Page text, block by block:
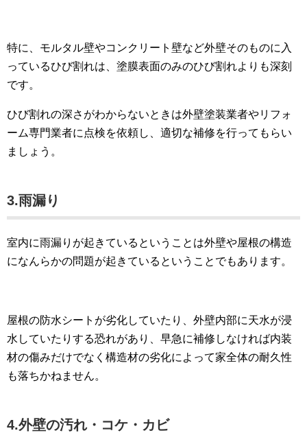
特に、モルタル壁やコンクリート壁など外壁そのものに入
っているひび割れは、塗膜表面のみのひび割れよりも深刻
です。
ひび割れの深さがわからないときは外壁塗装業者やリフォ
ーム専門業者に点検を依頼し、適切な補修を行ってもらい
ましょう。
3.雨漏り
室内に雨漏りが起きているということは外壁や屋根の構造
になんらかの問題が起きているということでもあります。
屋根の防水シートが劣化していたり、外壁内部に天水が浸
水していたりする恐れがあり、早急に補修しなければ内装
材の傷みだけでなく構造材の劣化によって家全体の耐久性
も落ちかねません。
4.外壁の汚れ・コケ・カビ